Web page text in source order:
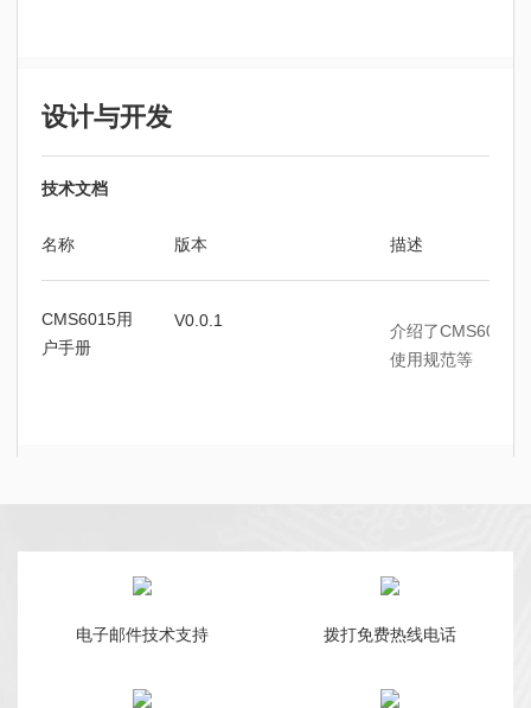
设计与开发
技术文档
名称 版本 描述
CMS6015用
户手册
V0.0.1
介绍了CMS6015
使用规范等
电子邮件技术支持 拨打免费热线电话